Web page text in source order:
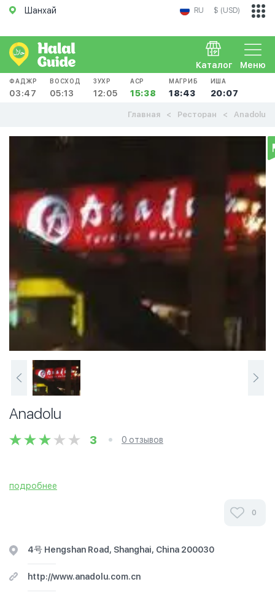
Шанхай RU $ (USD)
Меню
Каталог
ФАДЖР
03:47
ВОСХОД
05:13
ЗУХР
12:05
АСР
15:38
МАГРИБ
18:43
ИША
20:07
Главная Ресторан Anadolu
Anadolu
3 0 отзывов
подробнее
0
4号 Hengshan Road, Shanghai, China 200030
http://www.anadolu.com.cn